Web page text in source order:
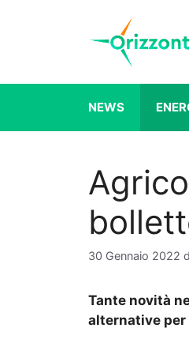
NEWS
30 Gennaio 2022
Tante novità
alternative per